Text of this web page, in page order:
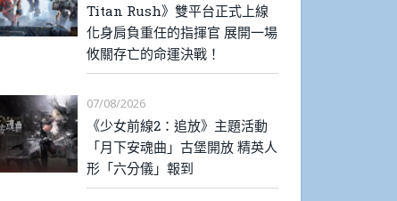
Titan Rush》雙平台正式上線
化身肩負重任的指揮官 展開一場
攸關存亡的命運決戰！
07/08/2026
《少女前線2：追放》主題活動
「月下安魂曲」古堡開放 精英人
形「六分儀」報到